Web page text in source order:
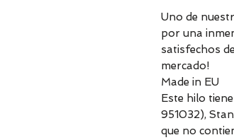
Uno de
por una
satisfechos
mercado!
Made in EU
Este hilo
951032),
que no